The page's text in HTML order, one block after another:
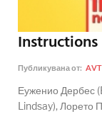
Публикувана от:
Еуженио Дербес
Lindsay), Лорето